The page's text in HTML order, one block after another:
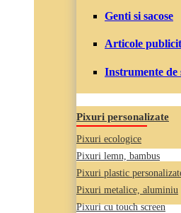
Genti si sacose
Articole
Instrumente de
Pixuri personalizate
Pixuri ecologice
Pixuri lemn, bambus
Pixuri plastic
Pixuri metalice, aluminiu
Pixuri cu touch screen